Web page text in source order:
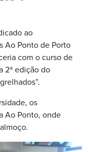
ao
Ao Ponto de Porto
com o curso de
2ª edição do
os
Ao Ponto, onde